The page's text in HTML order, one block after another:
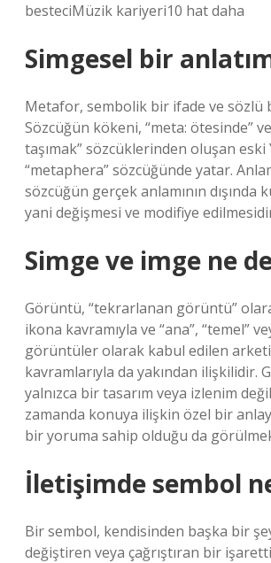
besteciMüzik kariyeri10 hat daha
Simgesel bir
Metafor, sembolik bir ifade ve sözlü
Sözcüğün kökeni, “meta: ötesinde”
taşımak” sözcüklerinden oluşan eski
“metaphera” sözcüğünde yatar.
sözcüğün gerçek anlamının dışında
yani değişmesi ve modifiye
Simge ve imge ne
Görüntü, “tekrarlanan görüntü”
ikona kavramıyla ve “ana”, “temel”
görüntüler olarak kabul edilen
kavramlarıyla da yakından ilişkilidir.
yalnızca bir tasarım veya izlenim
zamanda konuya ilişkin özel bir
bir yoruma sahip olduğu da
İletişimde sembol
Bir sembol, kendisinden başka bir
değiştiren veya çağrıştıran bir